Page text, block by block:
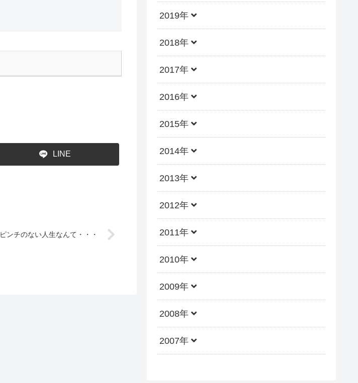
LINE
ピンチのない人生なんて・・・
2019年
2018年
2017年
2016年
2015年
2014年
2013年
2012年
2011年
2010年
2009年
2008年
2007年